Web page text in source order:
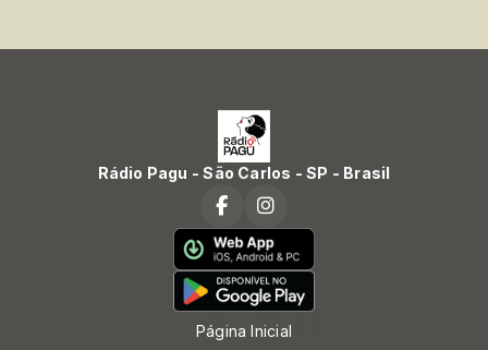
Rádio Pagu - São Carlos - SP - Brasil
Página Inicial